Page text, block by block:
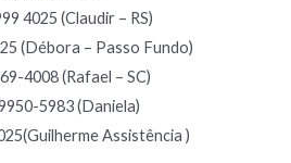
4025 (Claudir – RS)
(Débora – Passo Fundo)
4008 (Rafael – SC)
5983 (Daniela)
Assistência )